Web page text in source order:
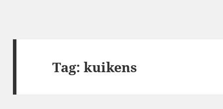
Tag:kuikens